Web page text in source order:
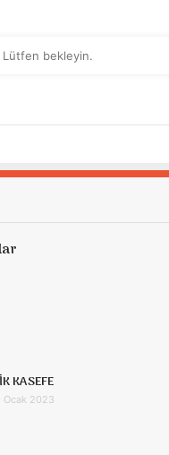
bekleyin.
KASEFE
Ocak 2023